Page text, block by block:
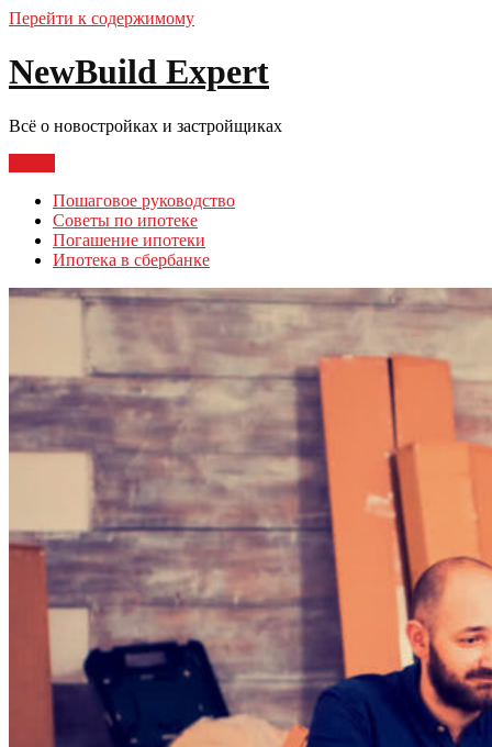
Перейти к содержимому
NewBuild Expert
Всё о новостройках и застройщиках
Пошаговое руководство
Советы по ипотеке
Погашение ипотеки
Ипотека в сбербанке